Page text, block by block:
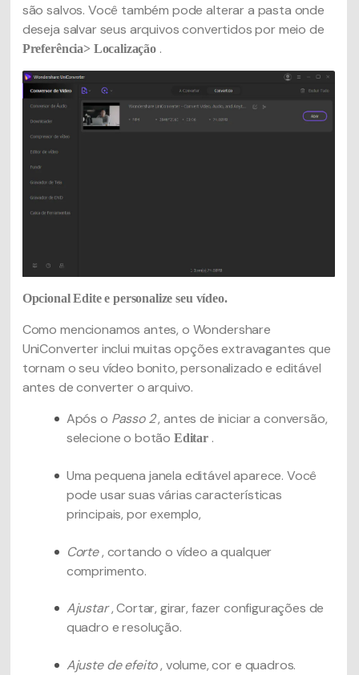
são salvos. Você também pode alterar a pasta onde
deseja salvar seus arquivos convertidos por meio de
Preferência> Localização.
OpcionalEdite e personalize seu vídeo.
Como mencionamos antes, o Wondershare
UniConverter inclui muitas opções extravagantes que
tornam o seu vídeo bonito, personalizado e editável
antes de converter o arquivo.
Após o Passo 2, antes de iniciar a conversão,
selecione o botão Editar.
Uma pequena janela editável aparece. Você
pode usar suas várias características
principais, por exemplo,
Corte, cortando o vídeo a qualquer
comprimento.
Ajustar, Cortar, girar, fazer configurações de
quadro e resolução.
Ajuste de efeito, volume, cor e quadros.